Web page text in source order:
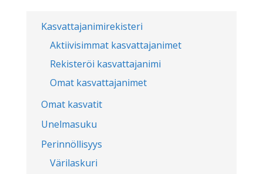
Kasvattajanimirekisteri
Aktiivisimmat kasvattajanimet
Rekisteröi kasvattajanimi
Omat kasvattajanimet
Omat kasvatit
Unelmasuku
Perinnöllisyys
Värilaskuri